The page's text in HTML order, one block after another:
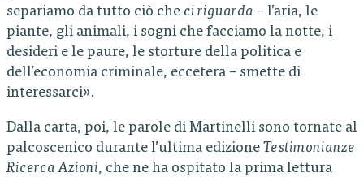
separiamo da tutto ciò che ci riguarda – l’aria, le
piante, gli animali, i sogni che facciamo la notte, i
desideri e le paure, le storture della politica e
dell’economia criminale, eccetera – smette di
interessarci».
Dalla carta, poi, le parole di Martinelli sono tornate al
palcoscenico durante l’ultima edizione Testimonianze
Ricerca Azioni, che ne ha ospitato la prima lettura